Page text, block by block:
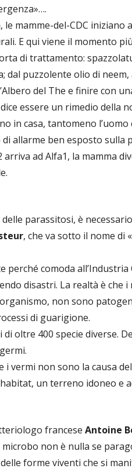
mamme-del-CDC iniziano
E qui viene il momento
di trattamento:
dal puzzolente olio di neem,
del The e finire con
essere un rimedio della
in casa, tantomeno
allarme ben esposto sulla
ad Alfa1, la mamma
parassitosi, è
, che va sotto il nome di
comoda all’Industria
disastri. La realtà è che
non sono
di guarigione.
oltre 400 specie diverse.
i vermi non sono la causa
un terreno idoneo e
francese Antoine
non è nulla se
forme viventi che si